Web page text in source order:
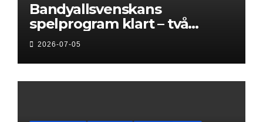
Bandyallsvenskans
spelprogram klart – två
föreningar jagar sin
elitseriesäsong
2026-07-05